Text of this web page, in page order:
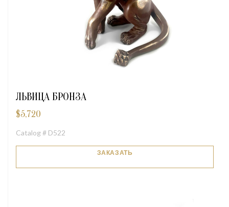
ЛЬВИЦА БРОНЗА
$5,720
Catalog # D522
ЗАКАЗАТЬ